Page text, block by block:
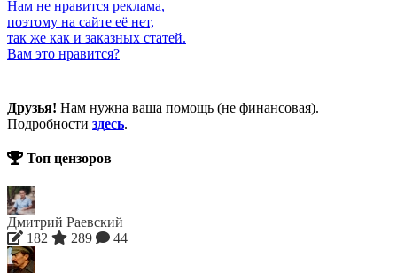
Нам не нравится реклама,
поэтому на сайте её нет,
так же как и заказных статей.
Вам это нравится?
Друзья! Нам нужна ваша помощь (не финансовая).
Подробности здесь.
Топ цензоров
Дмитрий Раевский
182
289 44